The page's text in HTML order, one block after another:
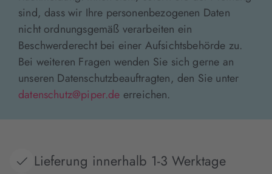
sind, dass wir Ihre personenbezogenen Daten
nicht ordnungsgemäß verarbeiten ein
Beschwerderecht bei einer Aufsichtsbehörde zu.
Bei weiteren Fragen wenden Sie sich gerne an
unseren Datenschutzbeauftragten, den Sie unter
datenschutz@piper.de erreichen.
Lieferung innerhalb 1-3 Werktage